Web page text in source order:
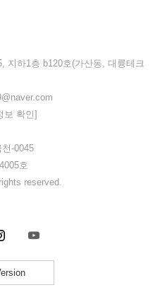
지하1층 b120호(가산동, 대륭테크
보 확인]
-0045
호
reserved.